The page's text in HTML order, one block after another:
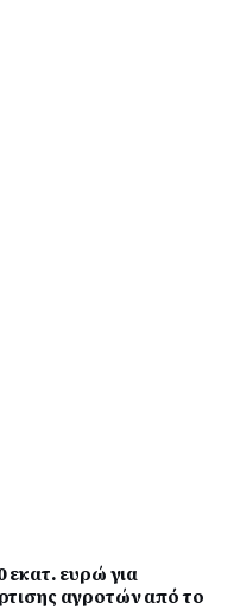
ευρώ για
αγροτών από το